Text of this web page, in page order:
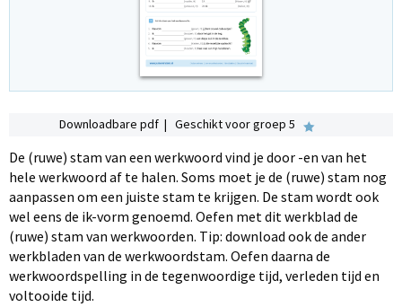
Downloadbare pdf | Geschikt voor groep 5
De (ruwe) stam van een werkwoord vind je door -en van het
hele werkwoord af te halen. Soms moet je de (ruwe) stam nog
aanpassen om een juiste stam te krijgen. De stam wordt ook
wel eens de ik-vorm genoemd. Oefen met dit werkblad de
(ruwe) stam van werkwoorden. Tip: download ook de ander
werkbladen van de werkwoordstam. Oefen daarna de
werkwoordspelling in de tegenwoordige tijd, verleden tijd en
voltooide tijd.